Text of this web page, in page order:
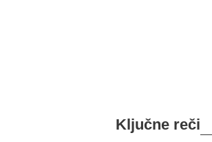
Ključne reči